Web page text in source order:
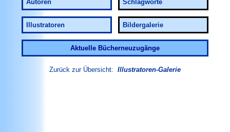
Autoren Schlagworte
Illustratoren Bildergalerie
Aktuelle Bücherneuzugänge
Zurück zur Übersicht: Illustratoren-Galerie